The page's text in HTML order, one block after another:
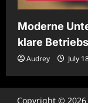
Moderne
klare
Audrey July
Copyright ©